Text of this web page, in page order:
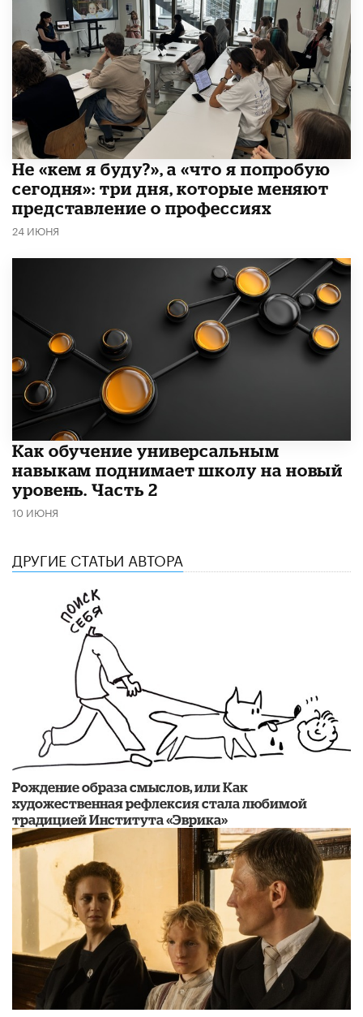
Не «кем я буду?», а «что я попробую
сегодня»: три дня, которые меняют
представление о профессиях
24 ИЮНЯ
​Как обучение универсальным
навыкам поднимает школу на новый
уровень. Часть 2
10 ИЮНЯ
ДРУГИЕ СТАТЬИ АВТОРА
Рождение образа смыслов, или Как
художественная рефлексия стала любимой
традицией Института «Эврика»